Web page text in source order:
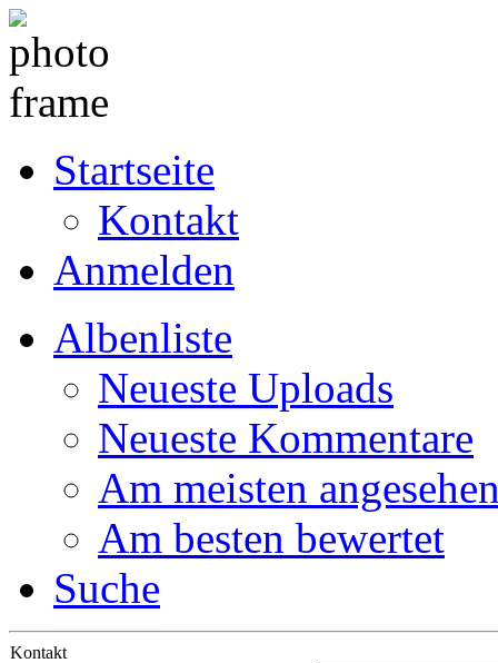
Startseite
Kontakt
Anmelden
Albenliste
Neueste Uploads
Neueste Kommentare
Am meisten
Am besten bewertet
Suche
Kontakt